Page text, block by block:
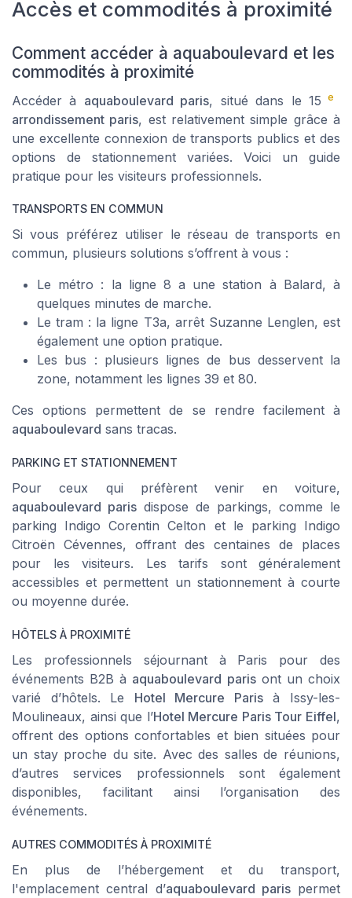
Accès et commodités à proximité
Comment accéder à aquaboulevard et les
commodités à proximité
Accéder à aquaboulevard paris, situé dans le 15 e
arrondissement paris, est relativement simple grâce à
une excellente connexion de transports publics et des
options de stationnement variées. Voici un guide
pratique pour les visiteurs professionnels.
TRANSPORTS EN COMMUN
Si vous préférez utiliser le réseau de transports en
commun, plusieurs solutions s’offrent à vous :
Le métro : la ligne 8 a une station à Balard, à
quelques minutes de marche.
Le tram : la ligne T3a, arrêt Suzanne Lenglen, est
également une option pratique.
Les bus : plusieurs lignes de bus desservent la
zone, notamment les lignes 39 et 80.
Ces options permettent de se rendre facilement à
aquaboulevard sans tracas.
PARKING ET STATIONNEMENT
Pour ceux qui préfèrent venir en voiture,
aquaboulevard paris dispose de parkings, comme le
parking Indigo Corentin Celton et le parking Indigo
Citroën Cévennes, offrant des centaines de places
pour les visiteurs. Les tarifs sont généralement
accessibles et permettent un stationnement à courte
ou moyenne durée.
HÔTELS À PROXIMITÉ
Les professionnels séjournant à Paris pour des
événements B2B à aquaboulevard parisont un choix
varié d’hôtels. Le Hotel Mercure Parisà Issy-les-
Moulineaux, ainsi que l’Hotel Mercure Paris Tour Eiffel,
offrent des options confortables et bien situées pour
un stay proche du site. Avec des salles de réunions,
d’autres services professionnels sont également
disponibles, facilitant ainsi l’organisation des
événements.
AUTRES COMMODITÉS À PROXIMITÉ
En plus de l’hébergement et du transport,
l'emplacement central d’aquaboulevard parispermet